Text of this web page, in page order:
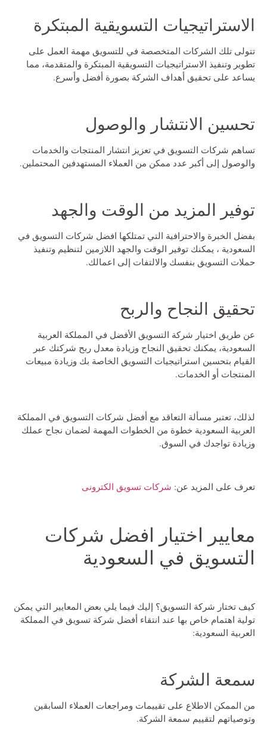
الاستراتيجيات التسويقية المبتكرة
تتولى تلك الشركات المتخصصة في للتسويق مهمة العمل على
تطوير وتنفيذ الاستراتيجيات التسويقية المبتكرة والمتقدمة، مما
يساعد على تحقيق أهداف الشركة بصورة أفضل وأسرع.
تحسين الانتشار والوصول
تساهم شركات التسويق في تعزيز انتشار المنتجات والخدمات
والوصول إلى أكبر عدد ممكن من العملاء المستهدفين المحتملين.
توفير المزيد من الوقت والجهد
بفضل الخبرة والاحترافية التي تمتلكها افضل شركات التسويق في
السعودية ، يمكنك توفير الوقت والجهد اللازمين لتنظيم وتنفيذ
حملات التسويق بنفسك والالتفات إلى اعمالك.
تحقيق النجاح والربح
عن طريق اختيار شركة التسويق الأفضل في المملكة العربية
السعودية، يمكنك تحقيق النجاح وزيادة معدل ربح شركتك عبر
القيام بتحسين استراتيجيات التسويق الخاصة بك وزيادة مبيعات
المنتجات أو الخدمات.
لذلك، تعتبر مسألة التعاقد مع أفضل شركات التسويق في المملكة
العربية السعودية خطوة من الخطوات المهمة لضمان نجاح عملك
وزيادة تواجدك في السوق.
تعرف على المزيد عن: شركات تسويق الكترونى
معايير اختيار افضل شركات
التسويق في السعودية
كيف تختار شركة التسويق؟ إليك فيما يلي بعض المعايير التي يمكن
تولية اهتمام خاص بها عند انتقاء أفضل شركة تسويق في المملكة
العربية السعودية:
سمعة الشركة
من الممكن الاطلاع على تقييمات ومراجعات العملاء السابقين
وتوصياتهم لتقييم سمعة الشركة.